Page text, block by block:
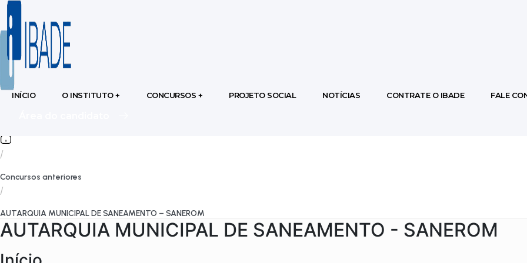
INÍCIO O INSTITUTO + CONCURSOS + PROJETO SOCIAL NOTÍCIAS CONTRATE O IBADE FALE
/
Concursos anteriores
/
AUTARQUIA MUNICIPAL DE SANEAMENTO – SANEROM
AUTARQUIA MUNICIPAL DE SANEAMENTO - SANEROM